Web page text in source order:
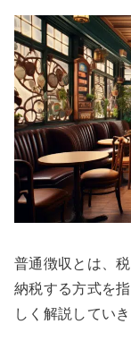
普通徴収とは、
納税する方式を
しく解説していき